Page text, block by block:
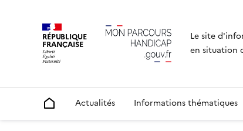
RÉPUBLIQUE
FRANÇAISE
Le site
en situation
Accueil Actualités Informations thématiques